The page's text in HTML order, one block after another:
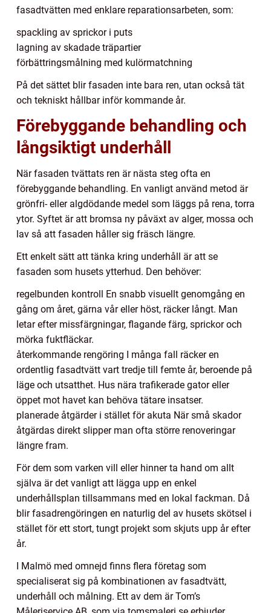
fasadtvätten med enklare reparationsarbeten, som:
spackling av sprickor i puts
lagning av skadade träpartier
förbättringsmålning med kulörmatchning
På det sättet blir fasaden inte bara ren, utan också tät
och tekniskt hållbar inför kommande år.
Förebyggande behandling och
långsiktigt underhåll
När fasaden tvättats ren är nästa steg ofta en
förebyggande behandling. En vanligt använd metod är
grönfri- eller algdödande medel som läggs på rena, torra
ytor. Syftet är att bromsa ny påväxt av alger, mossa och
lav så att fasaden håller sig fräsch längre.
Ett enkelt sätt att tänka kring underhåll är att se
fasaden som husets ytterhud. Den behöver:
regelbunden kontroll En snabb visuellt genomgång en
gång om året, gärna vår eller höst, räcker långt. Man
letar efter missfärgningar, flagande färg, sprickor och
mörka fuktfläckar.
återkommande rengöring I många fall räcker en
ordentlig fasadtvätt vart tredje till femte år, beroende på
läge och utsatthet. Hus nära trafikerade gator eller
öppet mot havet kan behöva tätare insatser.
planerade åtgärder i stället för akuta När små skador
åtgärdas direkt slipper man ofta större renoveringar
längre fram.
För dem som varken vill eller hinner ta hand om allt
själva är det vanligt att lägga upp en enkel
underhållsplan tillsammans med en lokal fackman. Då
blir fasadrengöringen en naturlig del av husets skötsel i
stället för ett stort, tungt projekt som skjuts upp år efter
år.
I Malmö med omnejd finns flera företag som
specialiserat sig på kombinationen av fasadtvätt,
underhåll och målning. Ett av dem är Tom’s